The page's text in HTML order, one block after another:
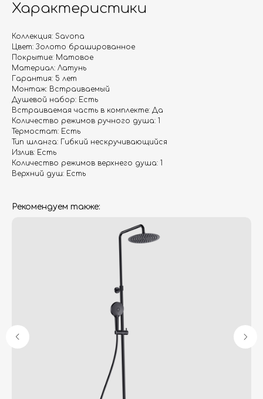
Характеристики
Коллекция: Savona
Цвет: Золото брашированное
Покрытие: Матовое
Материал: Латунь
Гарантия: 5 лет
Монтаж: Встраиваемый
Душевой набор: Есть
Встраиваемая часть в комплекте: Да
Количество режимов ручного душа: 1
Термостат: Есть
Тип шланга: Гибкий нескручивающийся
Излив: Есть
Количество режимов верхнего душа: 1
Верхний душ: Есть
Рекомендуем также:
Дизайнерам
Доставка и оплата
Москва, Новопесчаная улица, 19к1
+7 (495) 782-78-74
info@aquame-shop.ru